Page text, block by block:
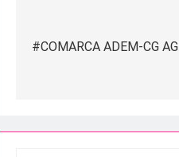
de
#COMARCA ADEM-CG